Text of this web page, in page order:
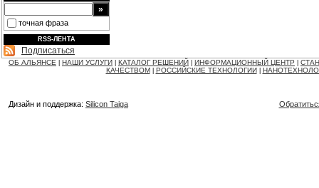
точная фраза
RSS-ЛЕНТА
Подписаться
ОБ АЛЬЯНСЕ НАШИ УСЛУГИ КАТАЛОГ РЕШЕНИЙ ИНФОРМАЦИОННЫЙ ЦЕНТР
КАЧЕСТВОМ
РОССИЙСКИЕ ТЕХНОЛОГИИ
Дизайн и поддержка: Silicon Taiga